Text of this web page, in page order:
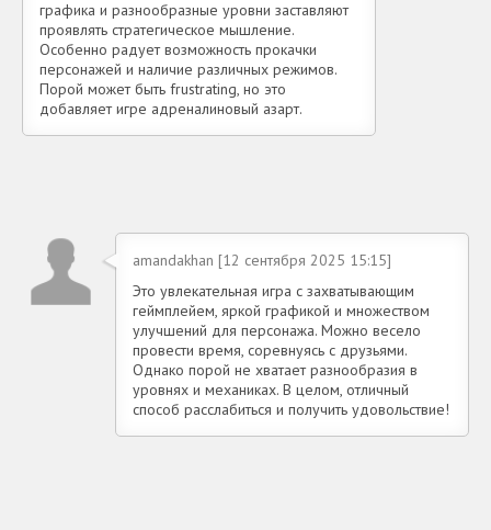
графика и разнообразные уровни заставляют
проявлять стратегическое мышление.
Особенно радует возможность прокачки
персонажей и наличие различных режимов.
Порой может быть frustrating, но это
добавляет игре адреналиновый азарт.
amandakhan [12 сентября 2025 15:15]
Это увлекательная игра с захватывающим
геймплейем, яркой графикой и множеством
улучшений для персонажа. Можно весело
провести время, соревнуясь с друзьями.
Однако порой не хватает разнообразия в
уровнях и механиках. В целом, отличный
способ расслабиться и получить удовольствие!